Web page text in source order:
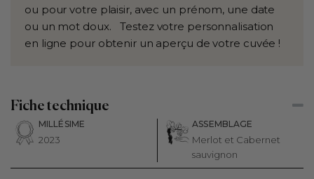
ou pour votre plaisir, avec un prénom, une date
ou un mot doux. Testez votre personnalisation
en ligne pour obtenir un aperçu de votre cuvée !
Fiche technique
MILLÉSIME
2023
ASSEMBLAGE
Merlot et Cabernet
sauvignon